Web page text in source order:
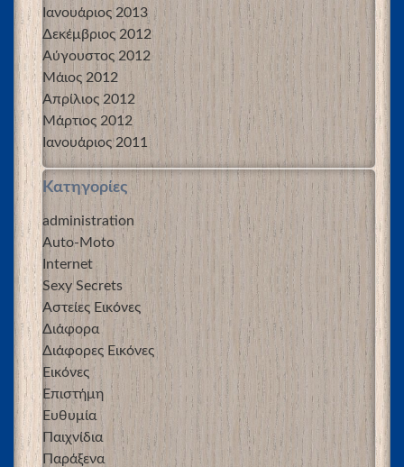
Ιανουάριος 2013
Δεκέμβριος 2012
Αύγουστος 2012
Μάιος 2012
Απρίλιος 2012
Μάρτιος 2012
Ιανουάριος 2011
Kατηγορίες
administration
Auto-Moto
Internet
Sexy Secrets
Αστείες Εικόνες
Διάφορα
Διάφορες Εικόνες
Εικόνες
Επιστήμη
Ευθυμία
Παιχνίδια
Παράξενα